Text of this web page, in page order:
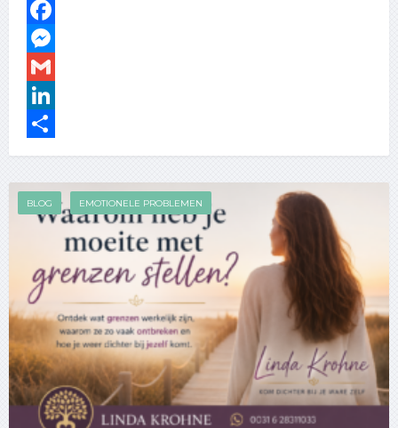
WhatsApp
Facebook
Messenger
Gmail
LinkedIn
BLOG EMOTIONELE PROBLEMEN